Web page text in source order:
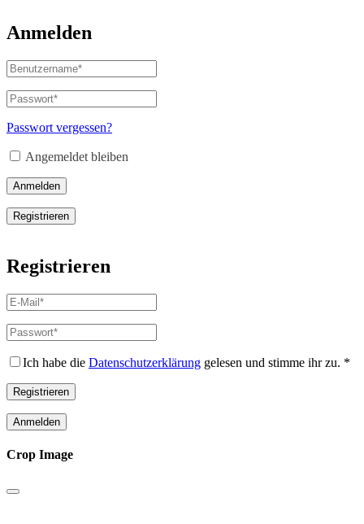
Anmelden
Benutzername
oder
E-
Mail-
Adresse*
Passwort*
Erforderlich
Passwort vergessen?
Angemeldet bleiben
Anmelden
Registrieren
Registrieren
E-
Mail-
Adresse*
Erforderlich
Passwort*
Erforderlich
Ich habe die Datenschutzerklärung gelesen und stimme ihr zu. *
Registrieren
Anmelden
Crop Image